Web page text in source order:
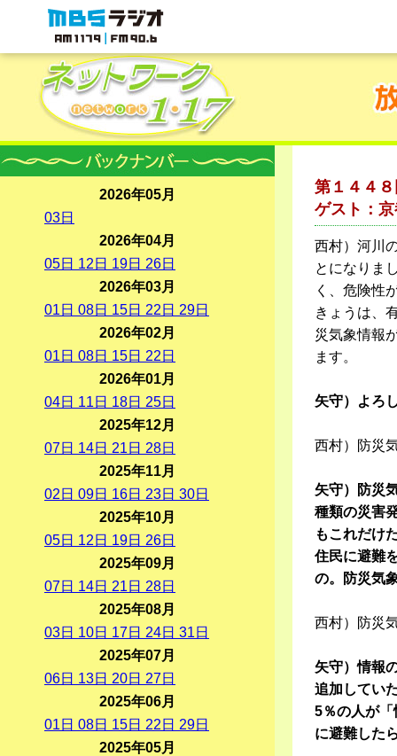
MBSラジオ 1179|FM90.6
第１４４
ゲスト：
西村）河川
とになりま
く、危険性
きょうは、
災気象情報
ます。
矢守）よろ
西村）防災
矢守）防災
種類の災害
もこれだけ
住民に避難
の。防災気
西村）防災
矢守）情報
追加してい
5％の人が
に避難した
2026年05月
03日
2026年04月
05日 12 日 19日 26日
2026年03月
01 日 08日 15日 22 日 29日
2026年02月
01 日 08日 15日 22 日
2026年01月
04日 11 日 18日 25日
2025年12月
07日 14日 21 日 28日
2025年11月
02 日 09日 16日 23日 30日
2025年10月
05日 12 日 19日 26日
2025年09月
07日 14日 21 日 28日
2025年08月
03日 10日 17日 24日 31 日
2025年07月
06日 13日 20日 27日
2025年06月
01 日 08日 15日 22 日 29日
2025年05月